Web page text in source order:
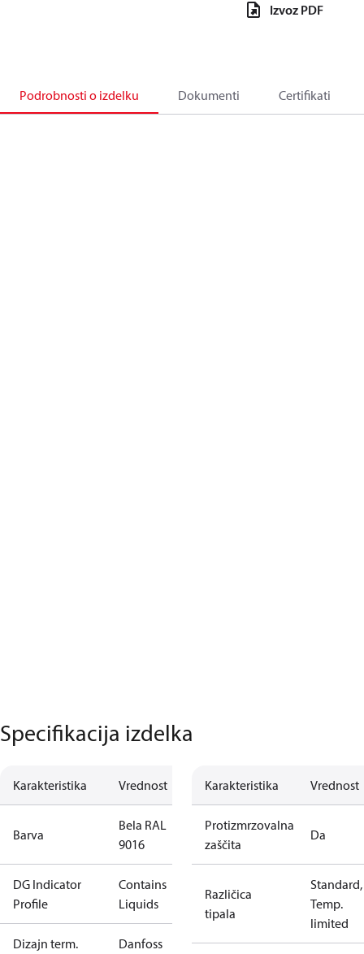
Izvoz PDF
Podrobnosti o izdelku Dokumenti Certifikati
Specifikacija izdelka
Karakteristika Vrednost
Barva
Bela RAL
9016
DG Indicator
Profile
Contains
Liquids
Dizajn term.
Danfoss
Karakteristika Vrednost
Protizmrzovalna
zaščita
Da
Različica
tipala
Standard,
Temp.
limited